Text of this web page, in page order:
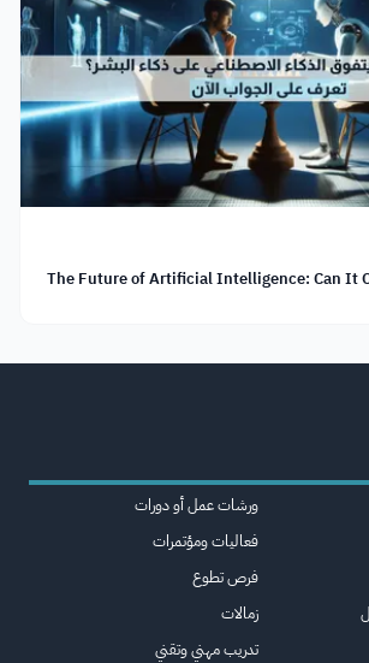
The Future of Artificial Intelligence: Can It
ورشات عمل أو دورات
فعاليات ومؤتمرات
فرص تطوع
زمالات
تدريب مهني وتقني